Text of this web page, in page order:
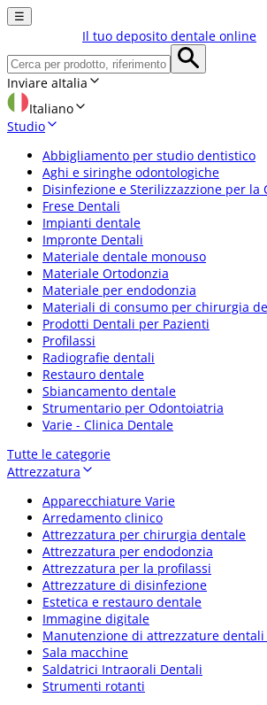
☰
Il tuo deposito dentale online
Inviare aItalia
Italiano
Studio
Abbigliamento per studio dentistico
Aghi e siringhe odontologiche
Disinfezione e Sterilizzazzione per la
Frese Dentali
Impianti dentale
Impronte Dentali
Materiale dentale monouso
Materiale Ortodonzia
Materiale per endodonzia
Materiali di consumo per chirurgia
Prodotti Dentali per Pazienti
Profilassi
Radiografie dentali
Restauro dentale
Sbiancamento dentale
Strumentario per Odontoiatria
Varie - Clinica Dentale
Tutte le categorie
Attrezzatura
Apparecchiature Varie
Arredamento clinico
Attrezzatura per chirurgia dentale
Attrezzatura per endodonzia
Attrezzatura per la profilassi
Attrezzature di disinfezione
Estetica e restauro dentale
Immagine digitale
Manutenzione di attrezzature
Sala macchine
Saldatrici Intraorali Dentali
Strumenti rotanti